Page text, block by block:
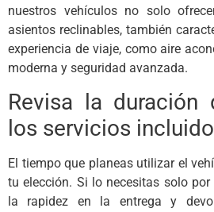
nuestros vehículos no solo
asientos reclinables, también
experiencia de viaje, como aire
moderna y seguridad avanzada.
Revisa la duración
los servicios
El tiempo que planeas utilizar el
tu elección. Si lo necesitas solo
la rapidez en la entrega y